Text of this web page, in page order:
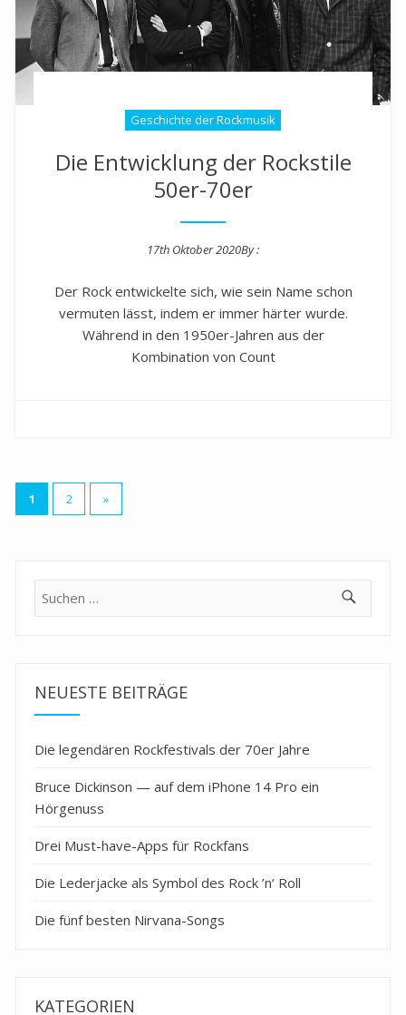
Geschichte der Rockmusik
Die Entwicklung der Rockstile
50er-70er
17th Oktober 2020By :
Der Rock entwickelte sich, wie sein Name schon
vermuten lässt, indem er immer härter wurde.
Während in den 1950er-Jahren aus der
Kombination von Count
Seitennummerierung
der
1 2 »
Suche
NEUESTE BEITRÄGE
Die legendären Rockfestivals der 70er Jahre
Bruce Dickinson — auf dem iPhone 14 Pro ein
Hörgenuss
Drei Must-have-Apps für Rockfans
Die Lederjacke als Symbol des Rock ’n‘ Roll
Die fünf besten Nirvana-Songs
KATEGORIEN